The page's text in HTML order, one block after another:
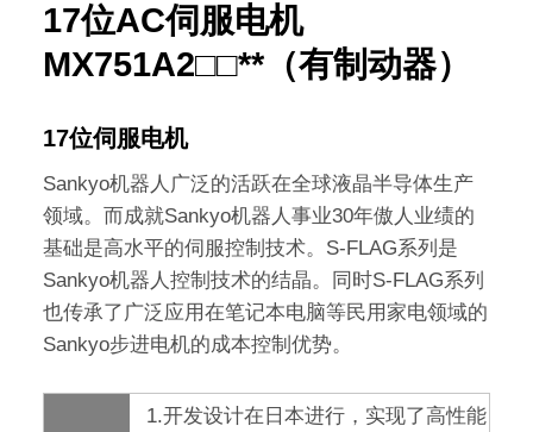
17位AC伺服电机
MX751A2□□**（有制动器）
17位伺服电机
Sankyo机器人广泛的活跃在全球液晶半导体生产
领域。而成就Sankyo机器人事业30年傲人业绩的
基础是高水平的伺服控制技术。S-FLAG系列是
Sankyo机器人控制技术的结晶。同时S-FLAG系列
也传承了广泛应用在笔记本电脑等民用家电领域的
Sankyo步进电机的成本控制优势。
1.开发设计在日本进行，实现了高性能